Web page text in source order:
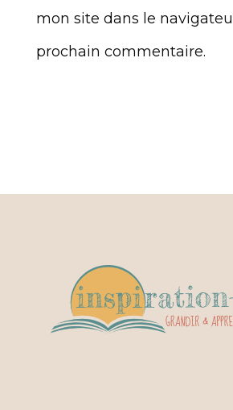
mon site dans le
prochain commentaire.